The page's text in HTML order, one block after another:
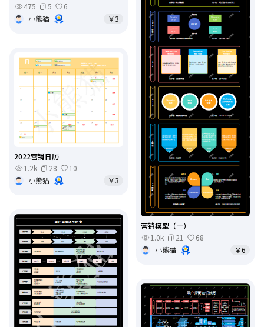
营销模型（一）
1.0k
21
68
小熊猫
￥6
475
5
6
小熊猫
￥3
2022营销日历
1.2k
28
10
小熊猫
￥3